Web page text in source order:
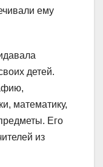
ему
детей.
математику,
Его
из